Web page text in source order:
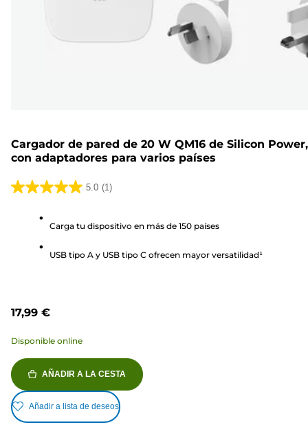
Cargador de pared de 20 W QM16 de Silicon Power,
con adaptadores para varios países
5.0 (1)
5.0
estrellas.
Carga tu dispositivo en más de 150 países
USB tipo A y USB tipo C ofrecen mayor versatilidad¹
17,99 €
Disponible online
AÑADIR A LA CESTA
Añadir a lista de deseos